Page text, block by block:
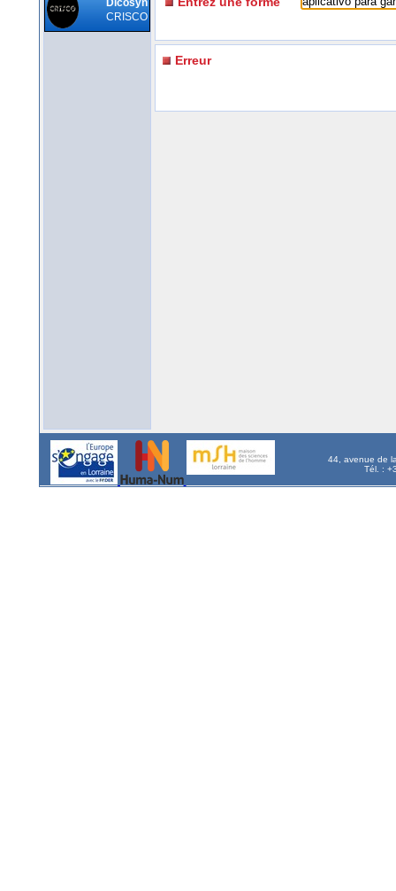
Dicosyn
CRISCO
Erreur
44, avenue de
Tél. :